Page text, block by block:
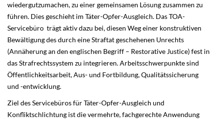
wiedergutzumachen, zu einer gemeinsamen Lösung zusammen zu
führen. Dies geschieht im Täter-Opfer-Ausgleich. Das TOA-
Servicebüro trägt aktiv dazu bei, diesen Weg einer konstruktiven
Bewältigung des durch eine Straftat geschehenen Unrechts
(Annäherung an den englischen Begriff – Restorative Justice) fest in
das Strafrechtssystem zu integrieren. Arbeitsschwerpunkte sind
Öffentlichkeitsarbeit, Aus- und Fortbildung, Qualitätssicherung
und -entwicklung.
Ziel des Servicebüros für Täter-Opfer-Ausgleich und
Konfliktschlichtung ist die vermehrte, fachgerechte Anwendung